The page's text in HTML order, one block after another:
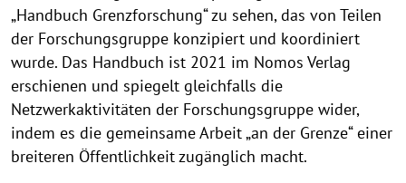
„Handbuch Grenzforschung“ zu sehen, das von Teilen
der Forschungsgruppe konzipiert und koordiniert
wurde. Das Handbuch ist 2021 im Nomos Verlag
erschienen und spiegelt gleichfalls die
Netzwerkaktivitäten der Forschungsgruppe wider,
indem es die gemeinsame Arbeit „an der Grenze“ einer
breiteren Öffentlichkeit zugänglich macht.